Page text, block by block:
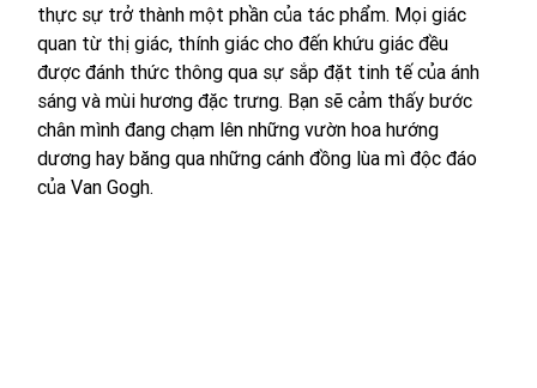
thực sự trở thành một phần của tác phẩm. Mọi giác
quan từ thị giác, thính giác cho đến khứu giác đều
được đánh thức thông qua sự sắp đặt tinh tế của ánh
sáng và mùi hương đặc trưng. Bạn sẽ cảm thấy bước
chân mình đang chạm lên những vườn hoa hướng
dương hay băng qua những cánh đồng lùa mì độc đáo
của Van Gogh.